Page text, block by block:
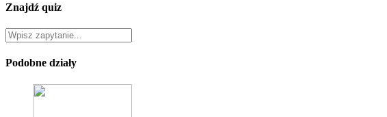
Znajdź quiz
Podobne działy